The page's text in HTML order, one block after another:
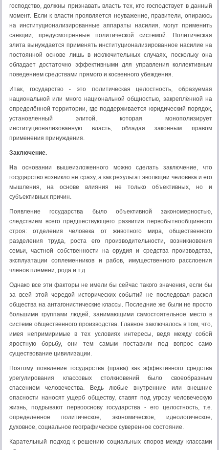
господство, должны признавать власть тех, кто господствует в данный
момент. Если к власти проявляется неуважение, правители, опираюсь
на институционализированные аппараты насилия, могут применить
санкции, предусмотренные политической системой. Политическая
элита вынуждается применять институционализированное насилие на
постоянной основе лишь в исключительных случаях, поскольку она
обладает достаточно эффективными для управления коллективным
поведением средствами прямого и косвенного убеждения.
Итак, государство - это политическая целостность, образуемая
национальной или много национальной общностью, закреплённой на
определённой территории, где поддерживается юридический порядок,
установленный элитой, которая монополизирует
институционализованную власть, обладая законным правом
применения принуждения.
Заключение.
Н а основании вышеизложенного можно сделать заключение, что
государство возникло не сразу, а как результат эволюции человека и его
мышления, на основе влияния не только объективных, но и
субъективных причин.
Появление государства было объективной закономерностью,
следствием всего предшествующего развития первобытнообщинного
строя: отделения человека от животного мира, общественного
разделения труда, роста его производительности, возникновения
семьи, частной собственности на орудия и средства производства,
эксплуатации соплеменников и рабов, имущественного расслоения
членов племени, рода и т.д.
Однако все эти факторы не имели бы сейчас такого значения, если бы
за всей этой чередой исторических событий не последовал раскол
общества на антагонистические классы. Последние же были не просто
большими группами людей, занимающими самостоятельное место в
системе общественного производства. Главное заключалось в том, что,
имея непримиримые в тех условиях интересы, ведя между собой
яростную борьбу, они тем самым поставили под вопрос само
существование цивилизации.
Поэтому появление государства (права) как эффективного средства
урегулирования классовых столкновений было своеобразным
спасением человечества. Ведь любые внутренние или внешние
опасности наносят ущерб обществу, ставят под угрозу человеческую
жизнь, подрывают первооснову государства - его целостность, т.е.
определенное политическое, экономическое, идеологическое,
духовное, социальное географическое суверенное состояние.
Карательный подход к решению социальных споров между классами